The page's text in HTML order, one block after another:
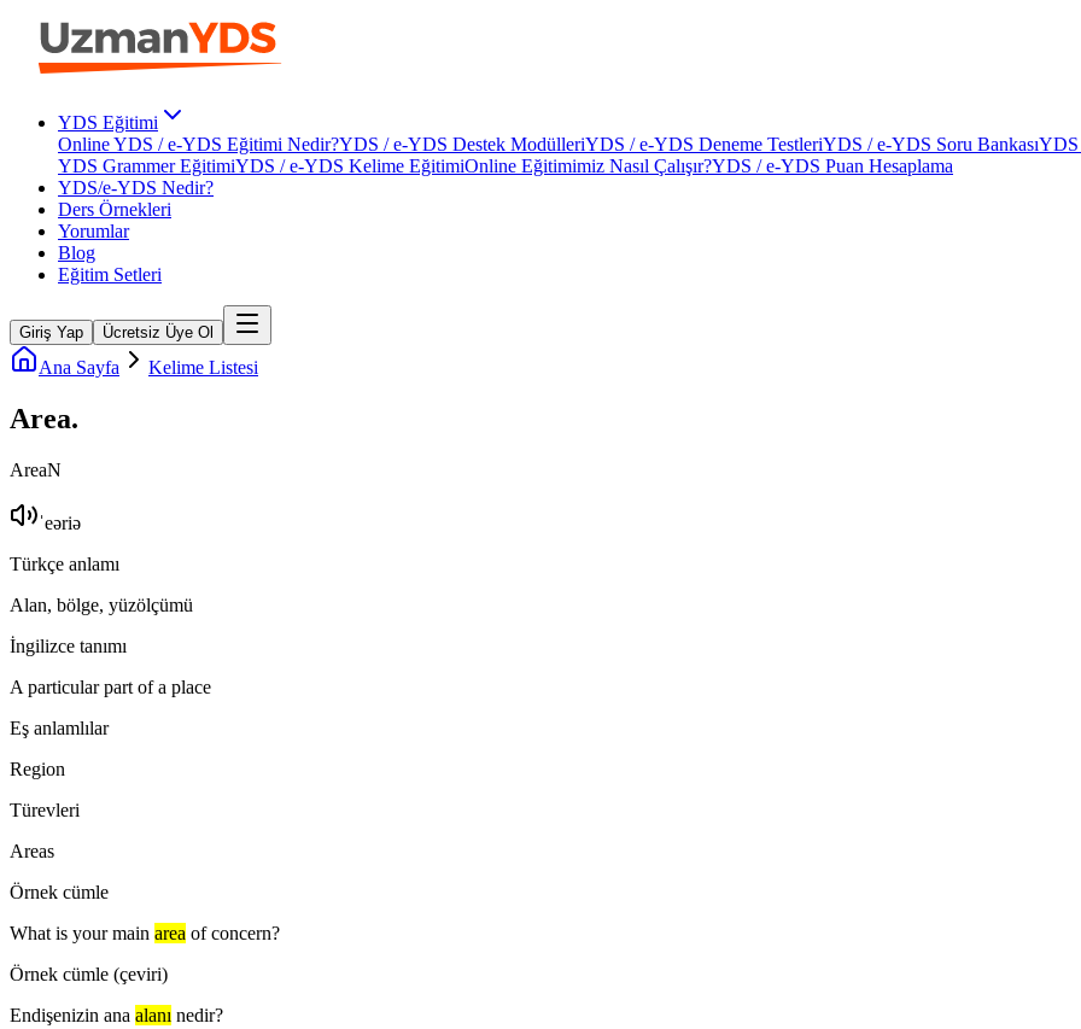
YDS Eğitimi
Online YDS / e-YDS Eğitimi Nedir?YDS / e-YDS Destek ModülleriYDS / e-YDS Deneme TestleriYDS / e-YDS Soru BankasıYDS
YDS Grammer EğitimiYDS / e-YDS Kelime EğitimiOnline Eğitimimiz Nasıl Çalışır?YDS / e-YDS Puan Hesaplama
YDS/e-YDS Nedir?
Ders Örnekleri
Yorumlar
Blog
Eğitim Setleri
Giriş Yap Ücretsiz Üye Ol
Ana Sayfa Kelime Listesi
Area.
AreaN
ˈeəriə
Türkçe anlamı
Alan, bölge, yüzölçümü
İngilizce tanımı
A particular part of a place
Eş anlamlılar
Region
Türevleri
Areas
Örnek cümle
What is your main area of concern?
Örnek cümle (çeviri)
Endişenizin ana alanı nedir?